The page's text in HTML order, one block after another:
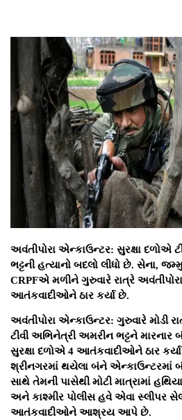
અવંતીપોરા એન્કાઉન્ટર: સુરક્ષા દળોએ
ભટ્ટની હત્યાનો બદલો લીધો છે. સેના,
CRPFએ મળીને ગુરુવારે રાત્રે
આતંકવાદીઓને ઠાર કર્યા છે.
અવંતીપોરા એન્કાઉન્ટર: ગુરુવારે મોડી
ટીવી અભિનેત્રી અમરીન ભટ્ટને
સુરક્ષા દળોએ 4 આતંકવાદીઓને ઠાર
શ્રીનગરમાં થયેલા બંને એન્કાઉન્ટરમાં
સાથે તેમની પાસેથી મોટી માત્રામાં
અને કાશ્મીર પોલીસ હવે એવા સ્લીપર
આતંકવાદીઓને આશ્રય આપે છે.